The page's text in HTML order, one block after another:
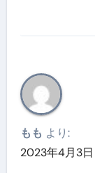
もも より:
2023年4月3